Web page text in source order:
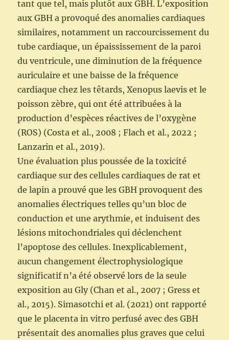
tant que tel, mais plutôt aux GBH. L’exposition
aux GBH a provoqué des anomalies cardiaques
similaires, notamment un raccourcissement du
tube cardiaque, un épaississement de la paroi
du ventricule, une diminution de la fréquence
auriculaire et une baisse de la fréquence
cardiaque chez les têtards, Xenopus laevis et le
poisson zèbre, qui ont été attribuées à la
production d’espèces réactives de l’oxygène
(ROS) (Costa et al., 2008 ; Flach et al., 2022 ;
Lanzarin et al., 2019).
Une évaluation plus poussée de la toxicité
cardiaque sur des cellules cardiaques de rat et
de lapin a prouvé que les GBH provoquent des
anomalies électriques telles qu’un bloc de
conduction et une arythmie, et induisent des
lésions mitochondriales qui déclenchent
l’apoptose des cellules. Inexplicablement,
aucun changement électrophysiologique
significatif n’a été observé lors de la seule
exposition au Gly (Chan et al., 2007 ; Gress et
al., 2015). Simasotchi et al. (2021) ont rapporté
que le placenta in vitro perfusé avec des GBH
présentait des anomalies plus graves que celui